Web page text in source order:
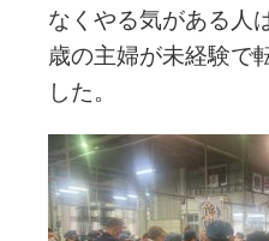
なくやる気がある人
歳の主婦が未経験で
した。